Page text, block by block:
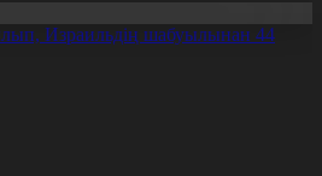
Израильдің шабуылынан 44